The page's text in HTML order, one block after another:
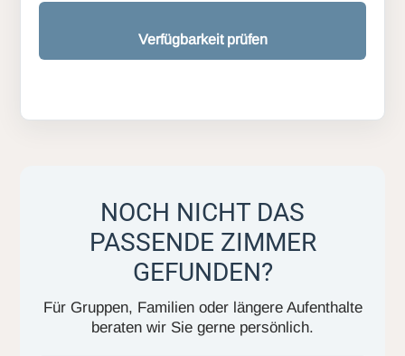
Verfügbarkeit prüfen
NOCH NICHT DAS
PASSENDE ZIMMER
GEFUNDEN?
Für Gruppen, Familien oder längere Aufenthalte
beraten wir Sie gerne persönlich.